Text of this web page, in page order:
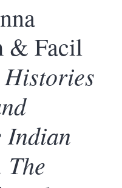
& Facil
Histories
Indian
The